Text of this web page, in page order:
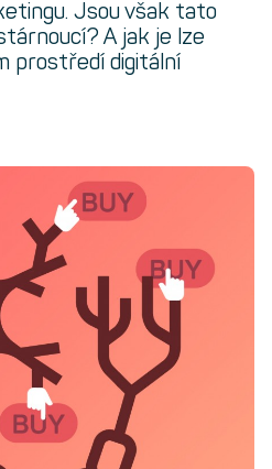
Jsou však tato
A jak je lze
prostředí digitální